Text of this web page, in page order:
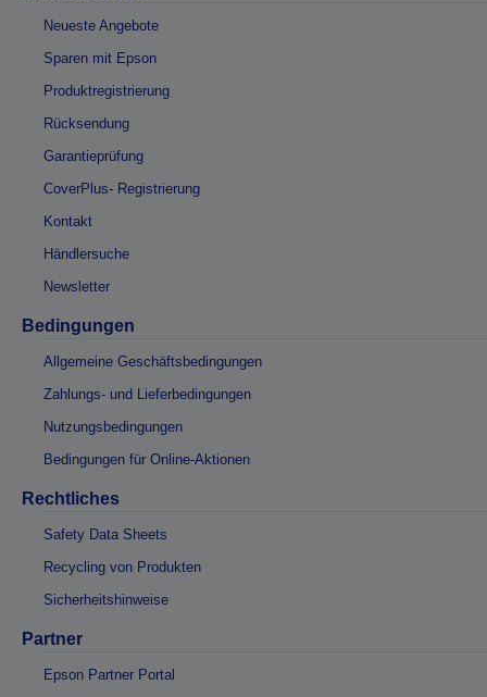
Neueste Angebote
Sparen mit Epson
Produktregistrierung
Rücksendung
Garantieprüfung
CoverPlus- Registrierung
Kontakt
Händlersuche
Newsletter
Bedingungen
Allgemeine Geschäftsbedingungen
Zahlungs- und Lieferbedingungen
Nutzungsbedingungen
Bedingungen für Online-Aktionen
Rechtliches
Safety Data Sheets
Recycling von Produkten
Sicherheitshinweise
Partner
Epson Partner Portal